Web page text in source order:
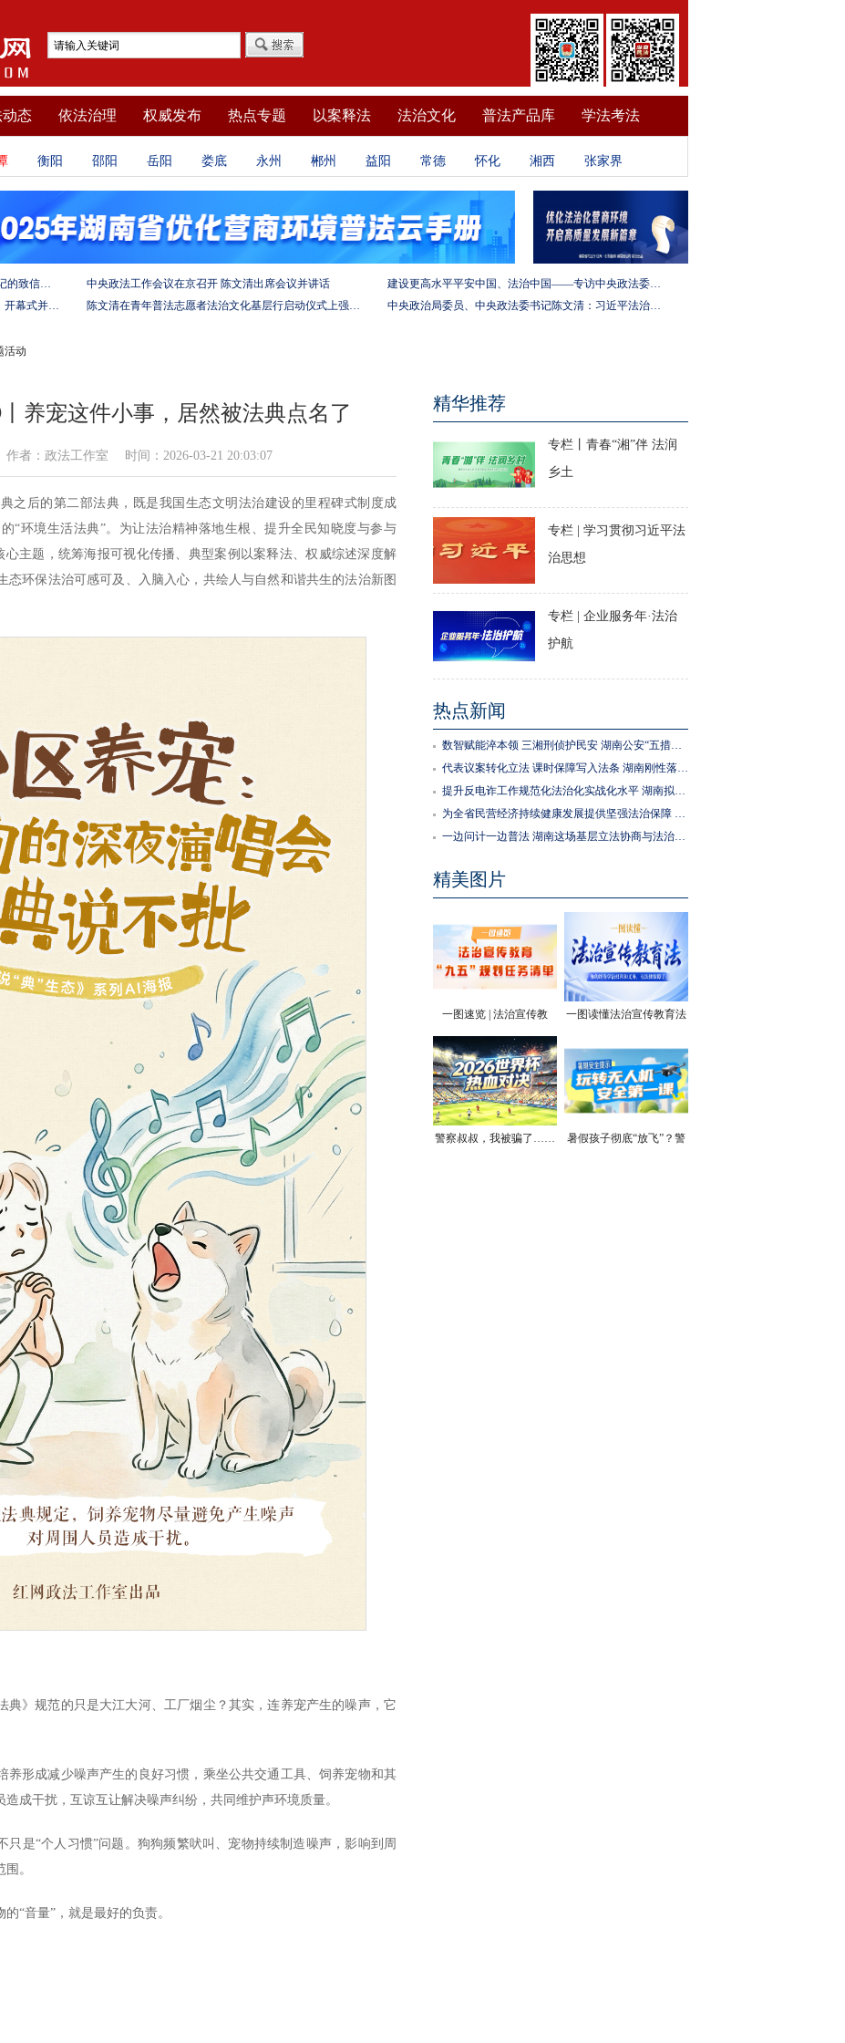
态 依法治理 权威发布 热点专题 以案释法 法治文化 普法产品库 学法考法
衡阳 邵阳 岳阳 娄底 永州 郴州 益阳 常德 怀化 湘西 张家界
坚定法治自信 强化使命担当——习近平总书记的致信激励法学法律工作者投身全面依法治国伟大实践 中央政法工作会议在京召开 陈文清出席会议并讲话
建设更高水平平安中国、法治中国——专访中央政法委秘书长訚柏
陈文清出席中非合作论坛－法治论坛（2025）开幕式并在湖南调研
陈文清在青年普法志愿者法治文化基层行启动仪式上强调 以学习宣传习近平法治思想引领普法工作 中央政治局委员、中央政法委书记陈文清：习近平法治思想是全面依法治国的根本遵循和行动指南
活动
养宠这件小事，居然被法典点名了
者：政法工作室 时间：2026-03-21 20:03:07
之后的第二部法典，既是我国生态文明法治建设的里程碑式制度成
“环境生活法典”。为让法治精神落地生根、提升全民知晓度与参与
心主题，统筹海报可视化传播、典型案例以案释法、权威综述深度解
态环保法治可感可及、入脑入心，共绘人与自然和谐共生的法治新图
典》规范的只是大江大河、工厂烟尘？其实，连养宠产生的噪声，它
养形成减少噪声产生的良好习惯，乘坐公共交通工具、饲养宠物和其
成干扰，互谅互让解决噪声纠纷，共同维护声环境质量。
只是“个人习惯”问题。狗狗频繁吠叫、宠物持续制造噪声，影响到周
。
“音量”，就是最好的负责。
精华推荐
专栏丨青春“湘”伴 法润
乡土
专栏 | 学习贯彻习近平法
治思想
专栏 | 企业服务年·法治
护航
热点新闻
数智赋能淬本领 三湘刑侦护民安 湖南公安“五措并举”推进执法规范化建设
代表议案转化立法 课时保障写入法条 湖南刚性落实中小学生体育锻炼要求
提升反电诈工作规范化法治化实战化水平 湖南拟为反电诈工作立法
为全省民营经济持续健康发展提供坚强法治保障 湖南拟出台实施民营经济促进法办法
一边问计一边普法 湖南这场基层立法协商与法治宣传活动走进社区
精美图片
一图速览 | 法治宣传教
育“九五”规划任务清单
一图读懂法治宣传教育法
务，有法律保障了
警察叔叔，我被骗了……
暑假孩子彻底“放飞”？警